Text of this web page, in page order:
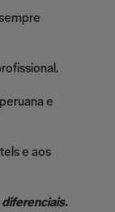
e
e aos
diferenciais.